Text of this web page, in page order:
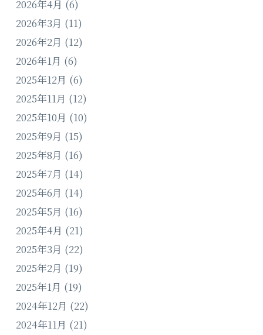
2026年4月 (6)
2026年3月 (11)
2026年2月 (12)
2026年1月 (6)
2025年12月 (6)
2025年11月 (12)
2025年10月 (10)
2025年9月 (15)
2025年8月 (16)
2025年7月 (14)
2025年6月 (14)
2025年5月 (16)
2025年4月 (21)
2025年3月 (22)
2025年2月 (19)
2025年1月 (19)
2024年12月 (22)
2024年11月 (21)